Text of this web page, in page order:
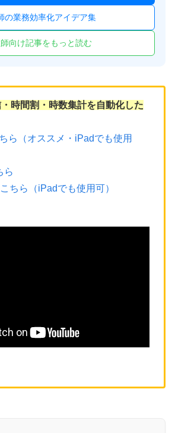
の業務効率化アイデア集
向け記事をもっと読む
時間割・時数集計を自動化した
ら（オススメ・iPadでも使用
ら
ちら（iPadでも使用可）